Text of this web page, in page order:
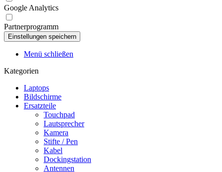
Google Analytics
Partnerprogramm
Menü schließen
Kategorien
Laptops
Bildschirme
Ersatzteile
Touchpad
Lautsprecher
Kamera
Stifte / Pen
Kabel
Dockingstation
Antennen